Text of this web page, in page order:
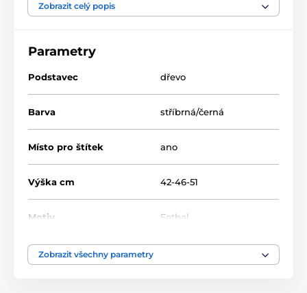
Zobrazit celý popis
Parametry
Podstavec dřevo
Barva stříbrná/černá
Místo pro štítek ano
Výška cm 42-46-51
Motiv Fotbal
Typ ocenění
Zobrazit všechny parametry